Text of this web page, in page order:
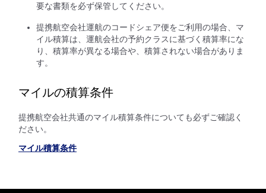
要な書類を必ず保管してください。
提携航空会社運航のコードシェア便をご利用の場合、マ
イル積算は、運航会社の予約クラスに基づく積算率にな
り、積算率が異なる場合や、積算されない場合がありま
す。
マイルの積算条件
提携航空会社共通のマイル積算条件についても必ずご確認く
ださい。
マイル積算条件